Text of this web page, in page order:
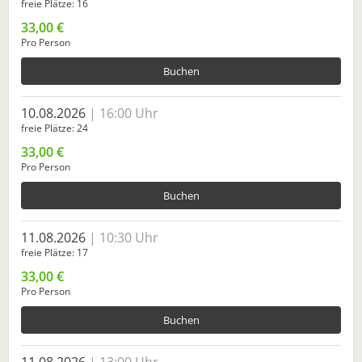
freie Plätze 16
33,00 €
Pro Person
Buchen
10.08.2026 16:00 Uhr
freie Plätze 24
33,00 €
Pro Person
Buchen
11.08.2026 10:30 Uhr
freie Plätze 17
33,00 €
Pro Person
Buchen